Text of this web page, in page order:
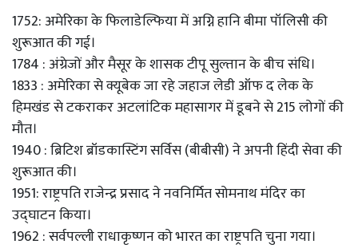
1752: अमेरिका के फिलाडेल्फिया में अग्नि हानि बीमा पॉलिसी की
शुरूआत की गई।
1784 : अंग्रेजों और मैसूर के शासक टीपू सुल्तान के बीच संधि।
1833 : अमेरिका से क्यूबेक जा रहे जहाज लेडी ऑफ द लेक के
हिमखंड से टकराकर अटलांटिक महासागर में डूबने से 215 लोगों की
मौत।
1940 : ब्रिटिश ब्रॉडकास्टिंग सर्विस (बीबीसी) ने अपनी हिंदी सेवा की
शुरूआत की।
1951: राष्ट्रपति राजेन्द्र प्रसाद ने नवनिर्मित सोमनाथ मंदिर का
उद्घाटन किया।
1962 : सर्वपल्ली राधाकृष्णन को भारत का राष्ट्रपति चुना गया।